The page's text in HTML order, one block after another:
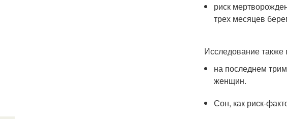
риск
трех месяцев
Исследование также
на последнем
женщин.
Сон, как риск-